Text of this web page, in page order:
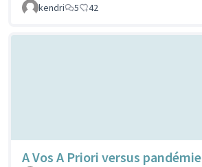
kendri 5 42
A Vos A Priori versus pandémie